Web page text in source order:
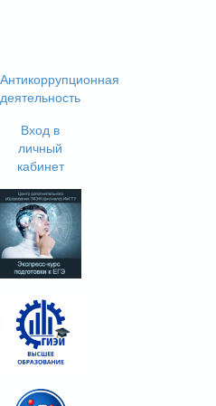
Антикоррупционная
деятельность
Вход в
личный
кабинет